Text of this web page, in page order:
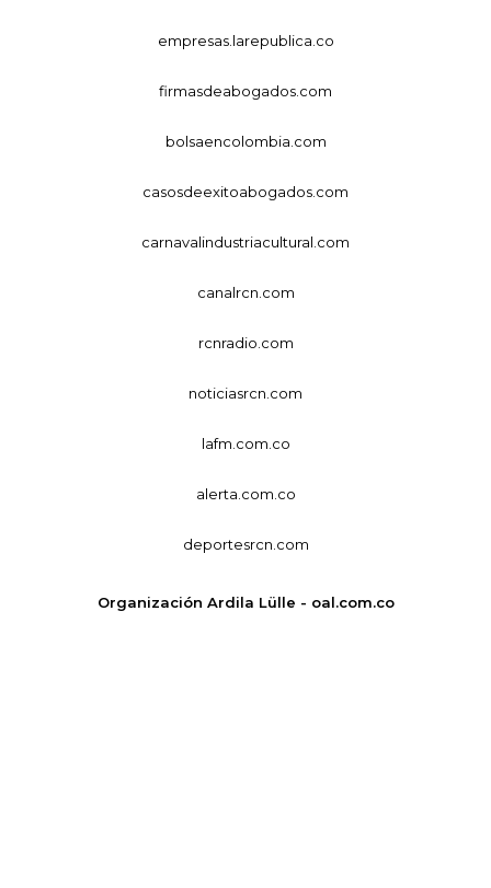
empresas.larepublica.co
firmasdeabogados.com
bolsaencolombia.com
casosdeexitoabogados.com
carnavalindustriacultural.com
canalrcn.com
rcnradio.com
noticiasrcn.com
lafm.com.co
alerta.com.co
deportesrcn.com
Organización Ardila Lülle - oal.com.co